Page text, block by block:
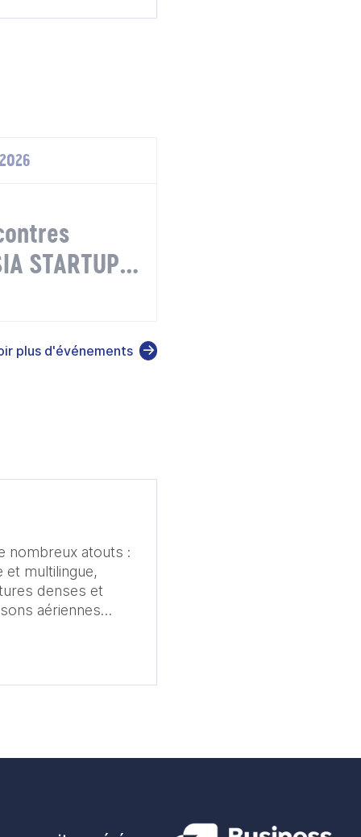
STARTUP
plus d'événements
nombreux atouts :
et multilingue,
denses et
aériennes
nos plus de 3 000